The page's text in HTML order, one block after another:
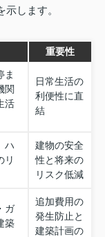
します。
重要性
ま
関
活
日常生活の
利便性に直
結
ハ
リ
建物の安全
性と将来の
リスク低減
ガ
築
追加費用の
発生防止と
建築計画の